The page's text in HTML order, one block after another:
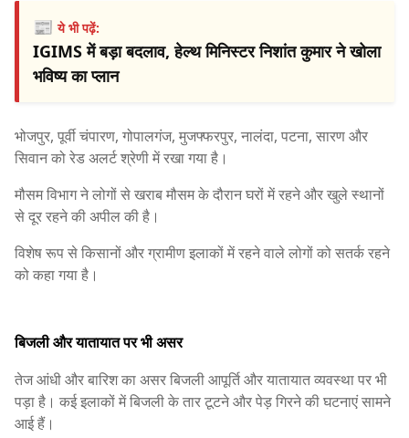
📰ये भी पढ़ें:
IGIMS में बड़ा बदलाव, हेल्थ मिनिस्टर निशांत कुमार ने खोला
भविष्य का प्लान
भोजपुर, पूर्वी चंपारण, गोपालगंज, मुजफ्फरपुर, नालंदा, पटना, सारण और
सिवान को रेड अलर्ट श्रेणी में रखा गया है।
मौसम विभाग ने लोगों से खराब मौसम के दौरान घरों में रहने और खुले स्थानों
से दूर रहने की अपील की है।
विशेष रूप से किसानों और ग्रामीण इलाकों में रहने वाले लोगों को सतर्क रहने
को कहा गया है।
बिजली और यातायात पर भी असर
तेज आंधी और बारिश का असर बिजली आपूर्ति और यातायात व्यवस्था पर भी
पड़ा है। कई इलाकों में बिजली के तार टूटने और पेड़ गिरने की घटनाएं सामने
आई हैं।